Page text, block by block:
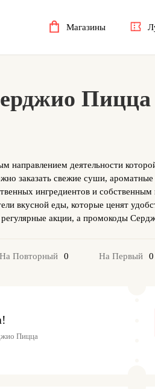
Магазины
Пицца
деятельности
заказать свежие суши,
ингредиентов и
вкусной еды, которые ценят
акции, а промокоды
На Повторный 0 На Первый 0
Пицца